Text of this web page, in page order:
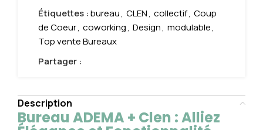
Étiquettes :bureau, CLEN, collectif, Coup
de Coeur, coworking, Design, modulable,
Top vente Bureaux
Partager :
Description
Bureau ADEMA + Clen : Alliez